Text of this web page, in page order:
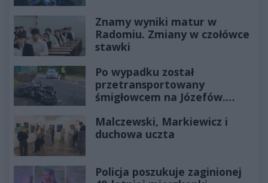
Znamy wyniki matur w
Radomiu. Zmiany w czołówce
stawki
Po wypadku został
przetransportowany
śmigłowcem na Józefów.
Malczewski, Markiewicz i
duchowa uczta
Policja poszukuje zaginionej